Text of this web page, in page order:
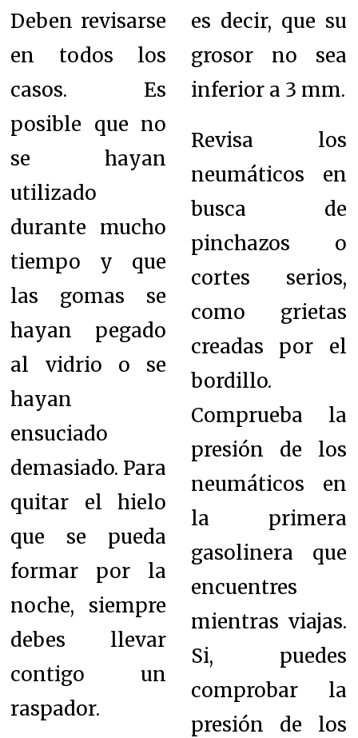
Deben revisarse
en todos los
casos. Es
posible que no
se hayan
utilizado
durante mucho
tiempo y que
las gomas se
hayan pegado
al vidrio o se
hayan
ensuciado
demasiado. Para
quitar el hielo
que se pueda
formar por la
noche, siempre
debes llevar
contigo un
raspador.
es decir, que su
grosor no sea
inferior a 3 mm.
Revisa los
neumáticos en
busca de
pinchazos o
cortes serios,
como grietas
creadas por el
bordillo.
Comprueba la
presión de los
neumáticos en
la primera
gasolinera que
encuentres
mientras viajas.
Si, puedes
comprobar la
presión de los